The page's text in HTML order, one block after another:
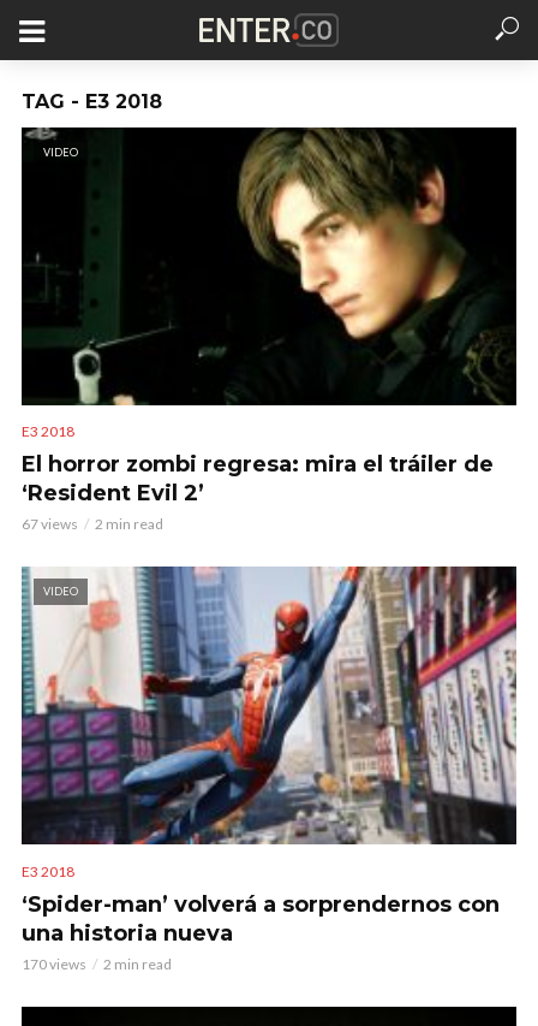
TAG - E3 2018
VIDEO
E3 2018
El horror zombi regresa: mira el tráiler de
‘Resident Evil 2’
67 views 2 min read
VIDEO
E3 2018
‘Spider-man’ volverá a sorprendernos con
una historia nueva
170 views 2 min read